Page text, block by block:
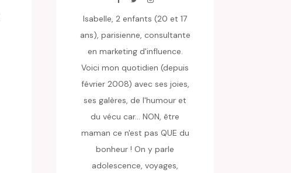
Isabelle, 2 enfants (20 et 17
ans), parisienne, consultante
en marketing d'influence.
Voici mon quotidien (depuis
février 2008) avec ses joies,
ses galères, de l'humour et
du vécu car... NON, être
maman ce n'est pas QUE du
bonheur ! On y parle
adolescence, voyages,